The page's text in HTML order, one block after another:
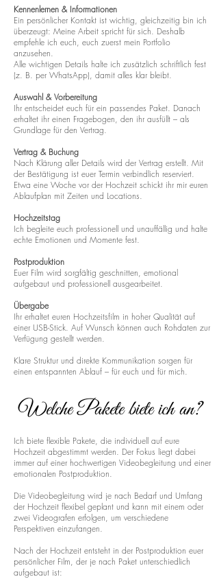
Kennenlernen & Informationen
Ein persönlicher Kontakt ist wichtig, gleichzeitig bin ich
überzeugt: Meine Arbeit spricht für sich. Deshalb
empfehle ich euch, euch zuerst mein Portfolio
anzusehen.
Alle wichtigen Details halte ich zusätzlich schriftlich fest
(z. B. per WhatsApp), damit alles klar bleibt.
Auswahl & Vorbereitung
Ihr entscheidet euch für ein passendes Paket. Danach
erhaltet ihr einen Fragebogen, den ihr ausfüllt – als
Grundlage für den Vertrag.
Vertrag & Buchung
Nach Klärung aller Details wird der Vertrag erstellt. Mit
der Bestätigung ist euer Termin verbindlich reserviert.
Etwa eine Woche vor der Hochzeit schickt ihr mir euren
Ablaufplan mit Zeiten und Locations.
Hochzeitstag
Ich begleite euch professionell und unauffällig und halte
echte Emotionen und Momente fest.
Postproduktion
Euer Film wird sorgfältig geschnitten, emotional
aufgebaut und professionell ausgearbeitet.
Übergabe
Ihr erhaltet euren Hochzeitsfilm in hoher Qualität auf
einer USB-Stick. Auf Wunsch können auch Rohdaten zur
Verfügung gestellt werden.
Klare Struktur und direkte Kommunikation sorgen für
einen entspannten Ablauf – für euch und für mich.
Welche Pakete biete ich an?
Ich biete flexible Pakete, die individuell auf eure
Hochzeit abgestimmt werden. Der Fokus liegt dabei
immer auf einer hochwertigen Videobegleitung und einer
emotionalen Postproduktion.
Die Videobegleitung wird je nach Bedarf und Umfang
der Hochzeit flexibel geplant und kann mit einem oder
zwei Videografen erfolgen, um verschiedene
Perspektiven einzufangen.
Nach der Hochzeit entsteht in der Postproduktion euer
persönlicher Film, der je nach Paket unterschiedlich
aufgebaut ist: